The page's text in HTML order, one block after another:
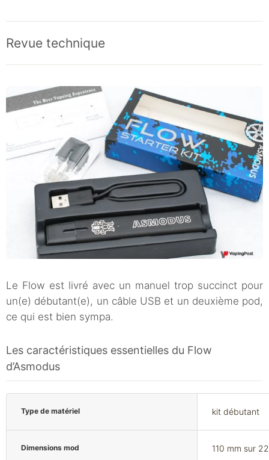
Revue technique
Le Flow est livré avec un manuel trop succinct pour
un(e) débutant(e), un câble USB et un deuxième pod,
ce qui est bien sympa.
Les caractéristiques essentielles du Flow
d’Asmodus
Type de matériel kit débutant
Dimensions mod 110 mm sur